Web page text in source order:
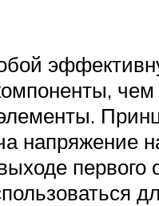
напряжение
первого